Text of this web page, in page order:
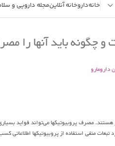
خانهداروخانه آنلاینمجله دارویی و
چگونه باید آنها را
دارومارو
مصرف پروبیوتیکها می‌تواند فواید بسیاری
منفی استفاده از پروبیوتیکها اطلاعاتی